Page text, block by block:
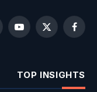
Facebook
X
TOP INSIGHTS